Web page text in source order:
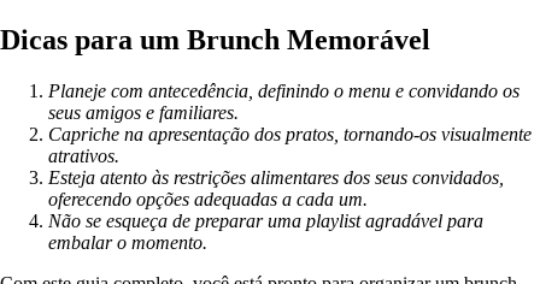
Dicas para um Brunch Memorável
Planeje com antecedência, definindo o menu e convidando os
seus amigos e familiares.
Capriche na apresentação dos pratos, tornando-os visualmente
atrativos.
Esteja atento às restrições alimentares dos seus convidados,
oferecendo opções adequadas a cada um.
Não se esqueça de preparar uma playlist agradável para
embalar o momento.